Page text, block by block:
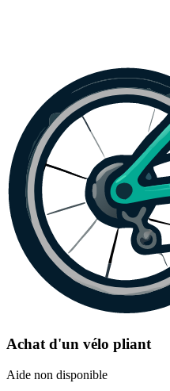
Achat d'un vélo pliant
Aide non disponible